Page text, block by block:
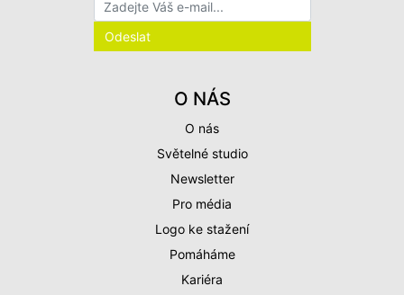
O NÁS
O nás
Světelné studio
Newsletter
Pro média
Logo ke stažení
Pomáháme
Kariéra